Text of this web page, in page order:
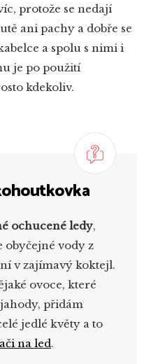
protože se nedají
ani pachy a dobře se
a spolu s nimi i
je po použití
kdekoliv.
ochucené ledy,
obyčejné vody z
v zajímavý koktejl.
ovoce, které
přidám
jedlé květy a to
na led.